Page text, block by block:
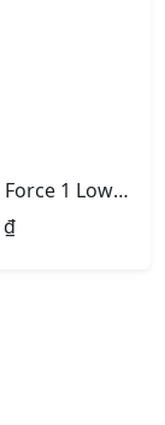
Nike Air Force 1 Low White Grey
₫